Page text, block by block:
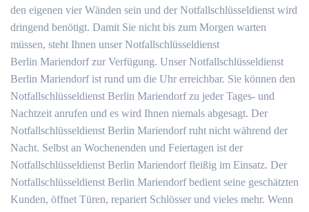
den eigenen vier Wänden sein und der Notfallschlüsseldienst wird
dringend benötigt. Damit Sie nicht bis zum Morgen warten
müssen, steht Ihnen unser Notfallschlüsseldienst
Berlin Mariendorf zur Verfügung. Unser Notfallschlüsseldienst
Berlin Mariendorf ist rund um die Uhr erreichbar. Sie können den
Notfallschlüsseldienst Berlin Mariendorf zu jeder Tages- und
Nachtzeit anrufen und es wird Ihnen niemals abgesagt. Der
Notfallschlüsseldienst Berlin Mariendorf ruht nicht während der
Nacht. Selbst an Wochenenden und Feiertagen ist der
Notfallschlüsseldienst Berlin Mariendorf fleißig im Einsatz. Der
Notfallschlüsseldienst Berlin Mariendorf bedient seine geschätzten
Kunden, öffnet Türen, repariert Schlösser und vieles mehr. Wenn